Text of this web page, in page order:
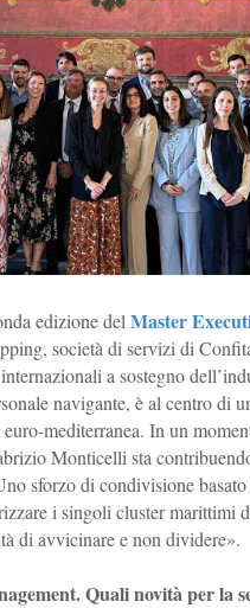
edizione del Master
società di servizi di
a sostegno
navigante, è al centro di
euro-mediterranea. In un
Monticelli sta
sforzo di condivisione basato
i singoli cluster marittimi
di avvicinare e non dividere».
Quali novità per la